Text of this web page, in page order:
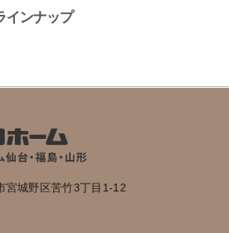
インナップ
宮城野区苦竹3丁目1-12